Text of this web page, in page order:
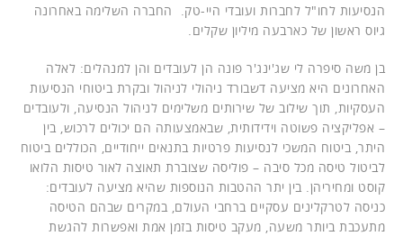
הנסיעות לחו"ל לחברות ועובדי היי-טק. החברה השלימה באחרונה
גיוס ראשון של כארבעה מיליון שקלים.
בן משה סיפרה לי שג'ינג'ר פונה הן לעובדים והן למנהלים: לאלה
האחרונים היא מציעה דשבורד ניהולי לניהול ובקרת ביטוחי הנסיעות
העסקיות, תוך שילוב של שירותים משלימים לניהול הנסיעה, ולעובדים
– אפליקציה פשוטה וידידותית, שבאמצעותה הם יכולים לרכוש, בין
היתר, ביטוח המשכי לנסיעות פרטיות בתנאים ייחודיים, הכוללים ביטוח
לביטול טיסה מכל סיבה – פוליסה שצוברת תאוצה לאור טיסות הלואו
קוסט ומחיריהן. בין יתר ההטבות הנוספות שהיא מציעה לעובדים:
כניסה לטרקלינים עסקיים ברחבי העולם, במקרים שבהם הטיסה
מתעכבת ביותר משעה, מעקב טיסות בזמן אמת ואפשרות להגשת